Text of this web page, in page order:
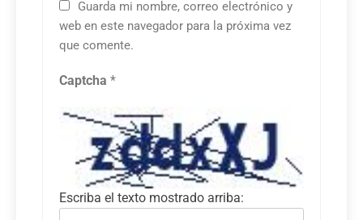
Guarda mi nombre, correo electrónico y
web en este navegador para la próxima vez
que comente.
Captcha *
Escriba el texto mostrado arriba: